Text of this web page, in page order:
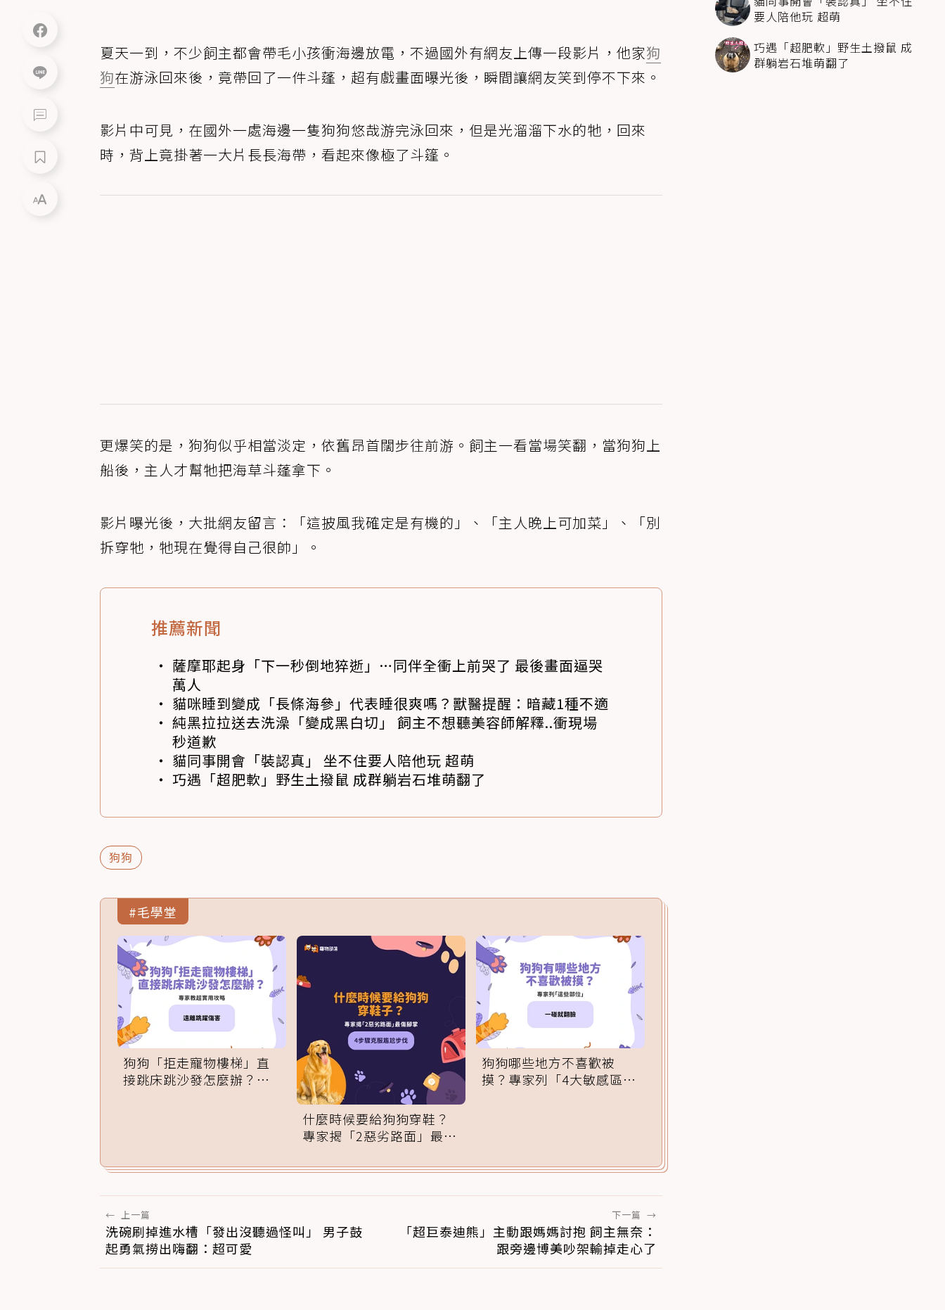
夏天一到，不少飼主都會帶毛小孩衝海邊放電，不過國外有網友上傳一段影片，他家狗
狗在游泳回來後，竟帶回了一件斗蓬，超有戲畫面曝光後，瞬間讓網友笑到停不下來。
影片中可見，在國外一處海邊一隻狗狗悠哉游完泳回來，但是光溜溜下水的牠，回來
時，背上竟掛著一大片長長海帶，看起來像極了斗篷。
更爆笑的是，狗狗似乎相當淡定，依舊昂首闊步往前游。飼主一看當場笑翻，當狗狗上
船後，主人才幫牠把海草斗蓬拿下。
影片曝光後，大批網友留言：「這披風我確定是有機的」、「主人晚上可加菜」、「別
拆穿牠，牠現在覺得自己很帥」。
推薦新聞
薩摩耶起身「下一秒倒地猝逝」…同伴全衝上前哭了 最後畫面逼哭
萬人
貓咪睡到變成「長條海參」代表睡很爽嗎？獸醫提醒：暗藏1種不適
純黑拉拉送去洗澡「變成黑白切」 飼主不想聽美容師解釋..衝現場
秒道歉
貓同事開會「裝認真」 坐不住要人陪他玩 超萌
巧遇「超肥軟」野生土撥鼠 成群躺岩石堆萌翻了
狗狗
#毛學堂
狗狗「拒走寵物樓梯」直
接跳床跳沙發怎麼辦？專
什麼時候要給狗狗穿鞋？
專家揭「2惡劣路面」最傷
狗狗哪些地方不喜歡被
摸？專家列「4大敏感區
← 上一篇
洗碗刷掉進水槽「發出沒聽過怪叫」 男子鼓
起勇氣撈出嗨翻：超可愛
下一篇 →
「超巨泰迪熊」主動跟媽媽討抱 飼主無奈：
跟旁邊博美吵架輸掉走心了
要人陪他玩 超萌
巧遇「超肥軟」野生土撥鼠 成
群躺岩石堆萌翻了